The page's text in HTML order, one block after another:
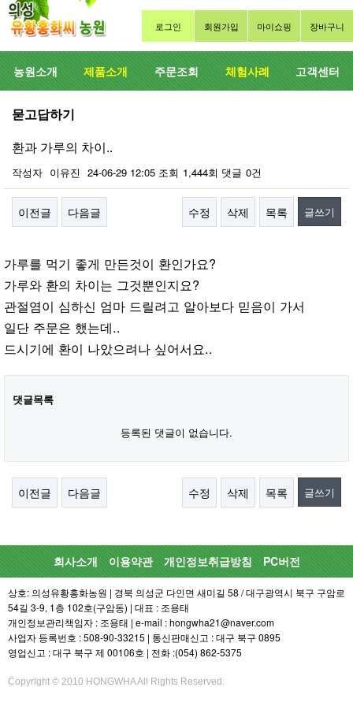
로그인 회원가입 마이쇼핑 장바구니
농원소개 제품소개 주문조회 체험사례 고객센터
묻고답하기
환과 가루의 차이..
작성자 이유진 24-06-29 12:05 조회 1,444회 댓글 0건
이전글 다음글 수정 삭제 목록 글쓰기
가루를 먹기 좋게 만든것이 환인가요?
가루와 환의 차이는 그것뿐인지요?
관절염이 심하신 엄마 드릴려고 알아보다 믿음이 가서
일단 주문은 했는데..
드시기에 환이 나았으려나 싶어서요..
댓글목록
등록된 댓글이 없습니다.
이전글 다음글 수정 삭제 목록 글쓰기
회사소개 이용약관 개인정보취급방침 PC버전
상호: 의성유황홍화농원 | 경북 의성군 다인면 새미길 58 / 대구광역시 북구 구암로
54길 3-9, 1층 102호(구암동) | 대표 : 조용태
개인정보관리책임자 : 조용태 | e-mail : hongwha21@naver.com
사업자 등록번호 : 508-90-33215 | 통신판매신고 : 대구 북구 0895
영업신고 : 대구 북구 제 00106호 | 전화 :(054) 862-5375
Copyright © 2010 HONGWHA All Rights Reserved.